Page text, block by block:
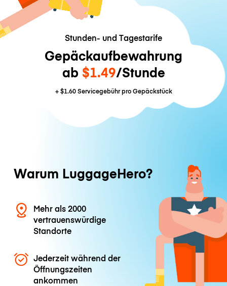
Stunden- und Tagestarife
Gepäckaufbewahrung
ab $1.49/Stunde
+$1.60Servicegebühr pro Gepäckstück
Warum LuggageHero?
Mehr als 2000
vertrauenswürdige
Standorte
Jederzeit während der
Öffnungszeiten
ankommen